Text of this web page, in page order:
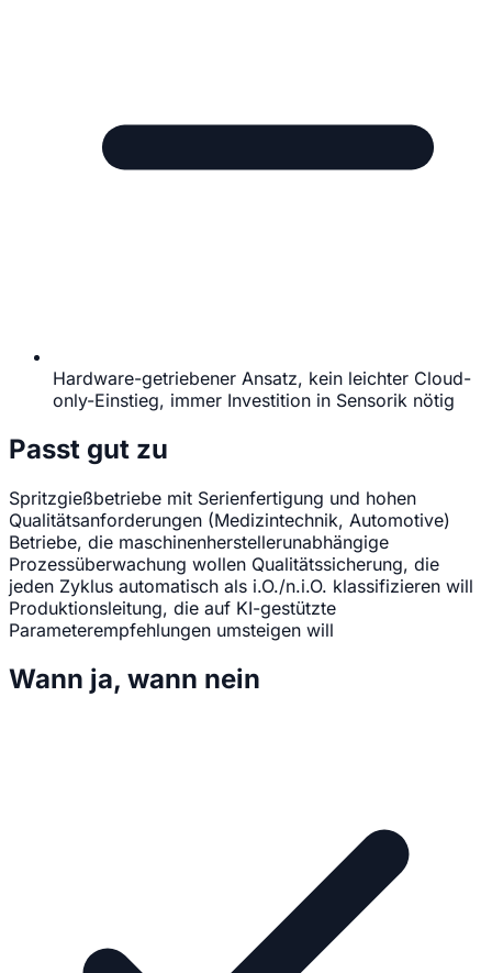
Hardware-getriebener Ansatz, kein leichter Cloud-
only-Einstieg, immer Investition in Sensorik nötig
Passt gut zu
Spritzgießbetriebe mit Serienfertigung und hohen
Qualitätsanforderungen (Medizintechnik, Automotive)
Betriebe, die maschinenherstellerunabhängige
Prozessüberwachung wollen Qualitätssicherung, die
jeden Zyklus automatisch als i.O./n.i.O. klassifizieren will
Produktionsleitung, die auf KI-gestützte
Parameterempfehlungen umsteigen will
Wann ja, wann nein